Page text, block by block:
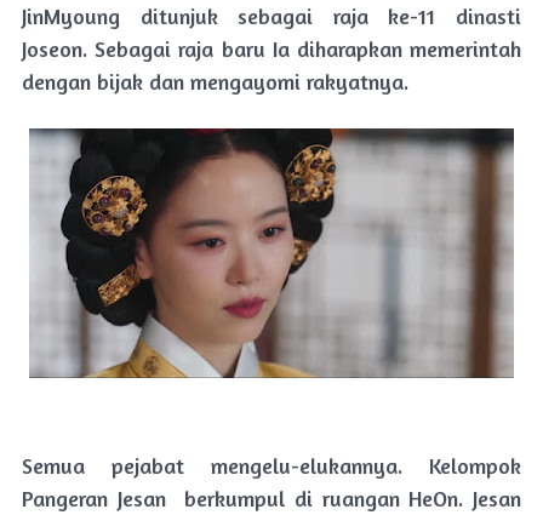
JinMyoung ditunjuk sebagai raja ke-11 dinasti
Joseon. Sebagai raja baru Ia diharapkan memerintah
dengan bijak dan mengayomi rakyatnya.
Semua pejabat mengelu-elukannya. Kelompok
Pangeran Jesan berkumpul di ruangan HeOn. Jesan